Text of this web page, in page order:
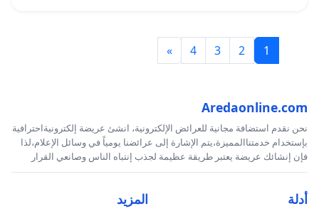
1
2
3
4
»
Aredaonline.com
نحن نقدم استضافة مجانية للعرائض الإلكترونية، انشئ عريضة إلكترونيةاحترافية
بإستخدام خدمتناالمميزة،يتم الإشارة إلى عرائضنا يومياً في وسائل الإعلام،لذا
فإن إنشائك عريضة يعتبر طريقة عظيمة لجذب إنتباه الناس وصانعي القرار
أدلة المزيد